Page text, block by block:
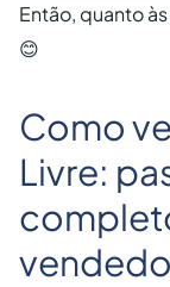
Então, quanto
😊
Como
Livre: